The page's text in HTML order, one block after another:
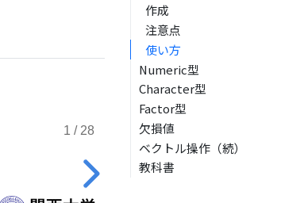
作成
注意点
使い方
Numeric型
Character型
Factor型
欠損値
ベクトル操作（続）
教科書